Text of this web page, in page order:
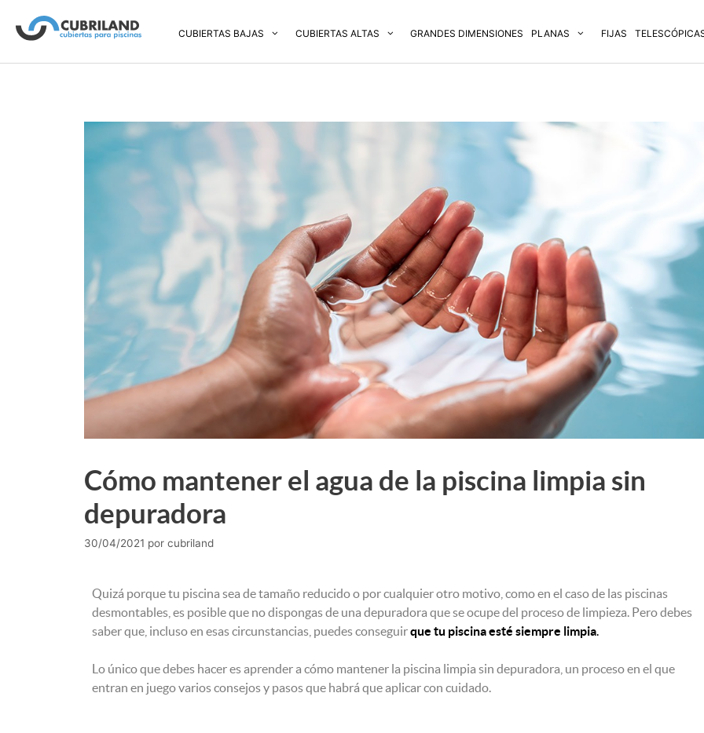
CUBIERTAS BAJAS CUBIERTAS ALTAS GRANDES DIMENSIONES PLANAS FIJAS
Cómo mantener el agua de la piscina limpia sin
depuradora
30/04/2021 por cubriland
Quizá porque tu piscina sea de tamaño reducido o por cualquier otro motivo, como en el caso de las piscinas
desmontables, es posible que no dispongas de una depuradora que se ocupe del proceso de limpieza. Pero debes
saber que, incluso en esas circunstancias, puedes conseguirque tu piscina esté siempre limpia
Lo único que debes hacer es aprender a cómo mantener la piscina limpia sin depuradora, un proceso en el que
entran en juego varios consejos y pasos que habrá que aplicar con cuidado.